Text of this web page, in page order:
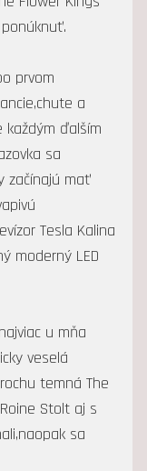
prvom
a
ďalším
sa
začínajú mať
Tesla Kalina
moderný LED
u mňa
veselá
temná The
Stolt aj s
sa